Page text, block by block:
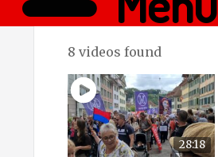
8 videos found
28:18